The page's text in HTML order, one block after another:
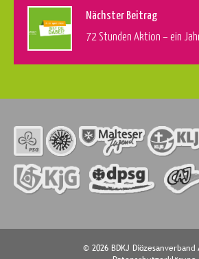
Nächster Beitrag
72 Stunden Aktion – ein
© 2026 BDKJ Diözesanverband